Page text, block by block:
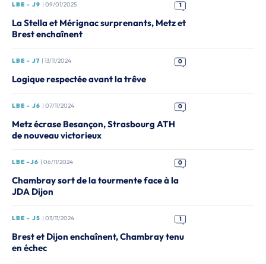
LBE - J9 | 09/01/2025 1
La Stella et Mérignac surprenants, Metz et
Brest enchaînent
LBE - J7 | 13/11/2024 0
Logique respectée avant la trêve
LBE - J6 | 07/11/2024 0
Metz écrase Besançon, Strasbourg ATH
de nouveau victorieux
LBE -J6 | 06/11/2024 0
Chambray sort de la tourmente face à la
JDA Dijon
LBE - J5 | 03/11/2024 1
Brest et Dijon enchaînent, Chambray tenu
en échec